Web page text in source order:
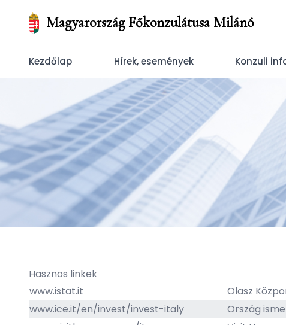
Magyarország Főkonzulátusa Milánó
Kezdőlap Hírek, események Konzuli
Hasznos linkek
www.istat.it
Olasz
www.ice.it/en/invest/invest-italy
Ország